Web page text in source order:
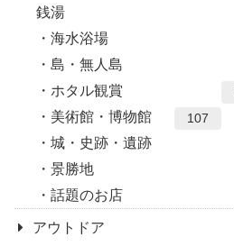
銭湯
海水浴場
島・無人島
ホタル観賞
美術館・博物館 107
城・史跡・遺跡
景勝地
話題のお店
アウトドア